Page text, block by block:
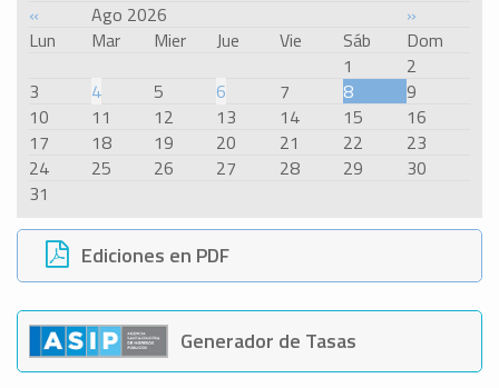
« Ago 2026
»
Lun
Mar Mier Jue Vie Sáb
Dom
1
2
3
4 5 6 7 8
9
10
11 12 13 14 15
16
17
18 19 20 21 22
23
24
25 26 27 28 29
30
31
Ediciones en PDF
Generador de Tasas